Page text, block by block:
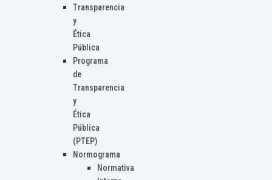
Transparencia
y
Ética
Pública
Programa
de
Transparencia
y
Ética
Pública
(PTEP)
Normograma
Normativa